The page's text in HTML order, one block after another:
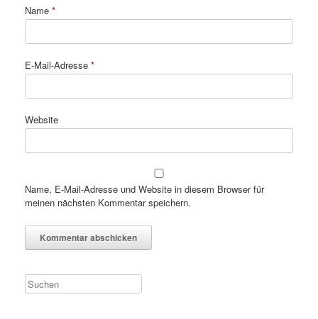
Name *
E-Mail-Adresse *
Website
Name, E-Mail-Adresse und Website in diesem Browser für
meinen nächsten Kommentar speichern.